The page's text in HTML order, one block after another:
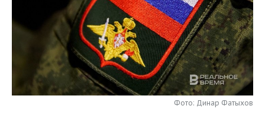
НЕФТЕХИМИЯ
НЕФТЬ
ЭНЕРГЕТИКА
РОЗНИЧНАЯ ТОРГОВЛЯ
ТРАНСПОРТ
УСЛУГИ
НОВОСТИ ТЕХНОЛОГИЙ
МЕДИА
МЕРОПРИЯТИЯ
НОВОСТИ МЕРОПРИЯТИЙ
ВЫЕЗДНАЯ РЕДАКЦИЯ
НОВОСТИ СПОРТА
ОБЩЕСТВО
Фото: Динар Фатыхов